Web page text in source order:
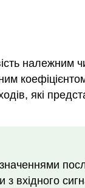
належним
які
вхідного